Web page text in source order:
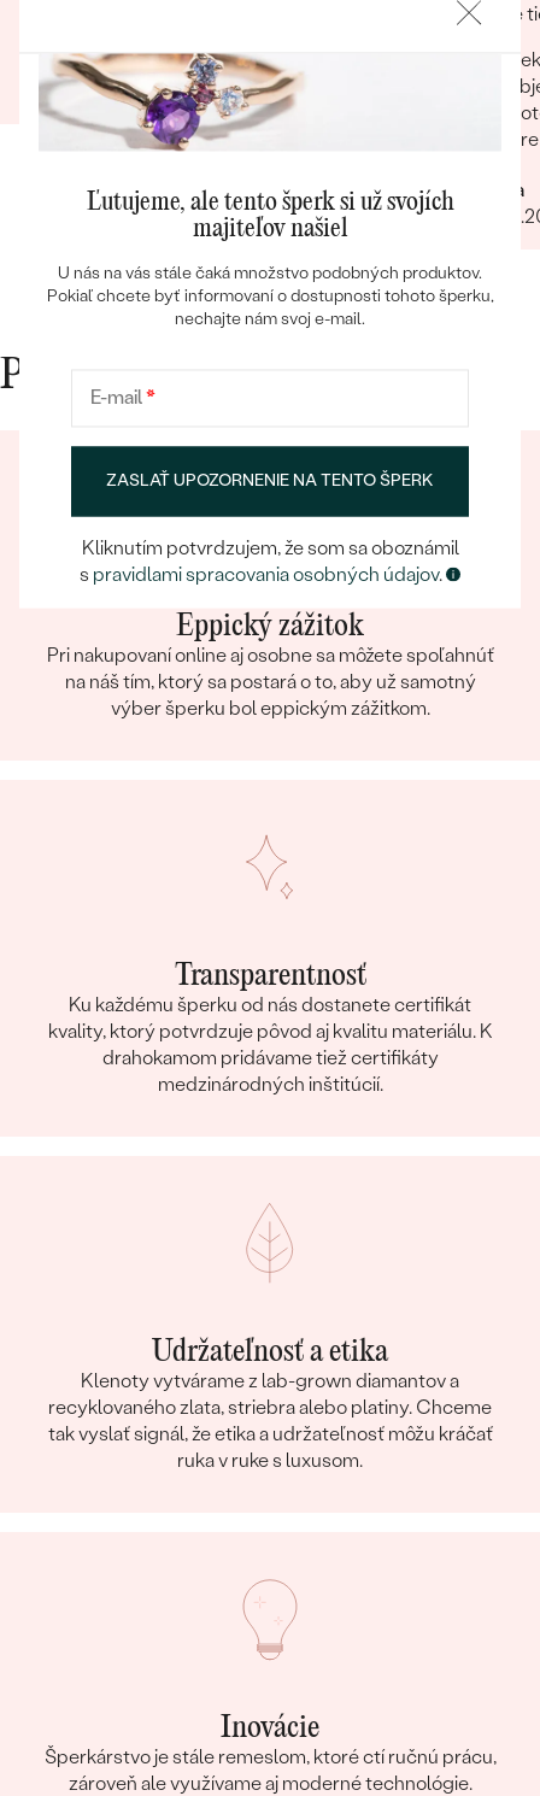
Bestsellery
OBJAVIŤ
Marcel
15.09.2023
Zobraziť celú recenziu
ktoré
Mária
Prečo nakupovať v Eppi
Eppický zážitok
Pri nakupovaní online aj osobne sa môžete spoľahnúť
na náš tím, ktorý sa postará o to, aby už samotný
výber šperku bol eppickým zážitkom.
Transparentnosť
Ku každému šperku od nás dostanete certifikát
kvality, ktorý potvrdzuje pôvod aj kvalitu materiálu. K
drahokamom pridávame tiež certifikáty
medzinárodných inštitúcií.
Udržateľnosť a etika
Klenoty vytvárame z lab-grown diamantov a
recyklovaného zlata, striebra alebo platiny. Chceme
tak vyslať signál, že etika a udržateľnosť môžu kráčať
ruka v ruke s luxusom.
Inovácie
Šperkárstvo je stále remeslom, ktoré ctí ručnú prácu,
zároveň ale využívame aj moderné technológie.
Ľutujeme, ale tento šperk si už svojích
majiteľov našiel
U nás na vás stále čaká množstvo podobných produktov.
Pokiaľ chcete byť informovaní o dostupnosti tohoto šperku,
nechajte nám svoj e-mail.
E-mail*
ZASLAŤ UPOZORNENIE NA TENTO ŠPERK
Kliknutím potvrdzujem, že som sa oboznámil
s pravidlami spracovania osobných údajov.